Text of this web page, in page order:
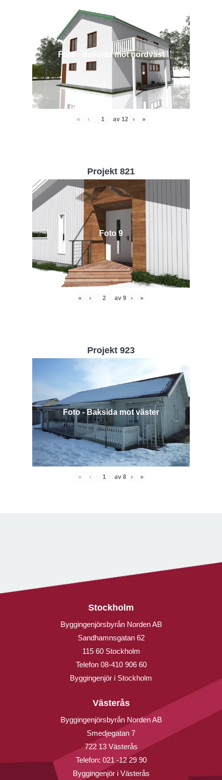
Före - Baksida mot nordväst
« ‹ av 12 › »
Projekt 821
Foto 9
« ‹ av 9 › »
Projekt 923
Foto - Baksida mot väster
« ‹ av 8 › »
Stockholm
Byggingenjörsbyrån Norden AB
Sandhamnsgatan 62
115 60 Stockholm
Telefon 08-410 906 60
Byggingenjör i Stockholm
Västerås
Byggingenjörsbyrån Norden AB
Smedjegatan 7
722 13 Västerås
Telefon: 021 -12 29 90
Byggingenjör i Västerås